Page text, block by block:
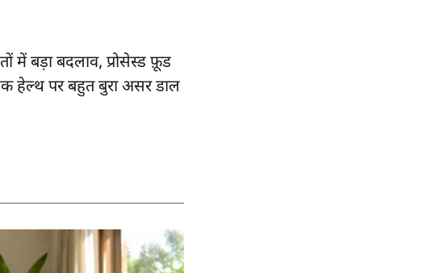
में बड़ा बदलाव, प्रोसेस्ड फ़ूड
हेल्थ पर बहुत बुरा असर डाल